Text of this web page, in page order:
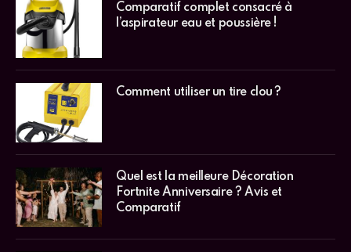
Comparatif complet consacré à
l’aspirateur eau et poussière !
Comment utiliser un tire clou ?
Quel est la meilleure Décoration
Fortnite Anniversaire ? Avis et
Comparatif